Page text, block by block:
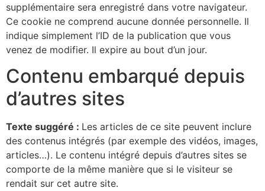
supplémentaire sera enregistré dans votre navigateur.
Ce cookie ne comprend aucune donnée personnelle. Il
indique simplement l’ID de la publication que vous
venez de modifier. Il expire au bout d’un jour.
Contenu embarqué depuis
d’autres sites
Texte suggéré : Les articles de ce site peuvent inclure
des contenus intégrés (par exemple des vidéos, images,
articles…). Le contenu intégré depuis d’autres sites se
comporte de la même manière que si le visiteur se
rendait sur cet autre site.